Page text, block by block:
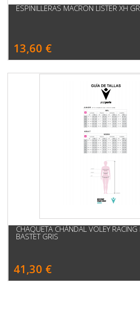
ESPINILLERAS MACRON LISTER XH
13,60 €
CHAQUETA CHÁNDAL VOLEY
BASTET GRIS
41,30 €